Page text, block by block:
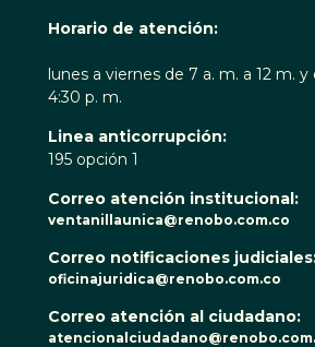
Horario de atención:
lunes a viernes de 7 a. m. a 12 m. y
4:30 p. m.
Linea anticorrupción:
195 opción 1
Correo atención institucional:
ventanillaunica@renobo.com.co
Correo notificaciones
oficinajuridica@renobo.com.co
Correo atención al ciudadano: